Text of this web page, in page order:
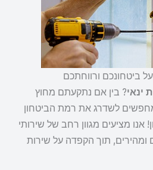
ביטחונכם ורווחתכם
ינאי? בין אם נתקעתם מחוץ
לשדרג את רמת הביטחון
מציעים מגוון רחב של שירותי
ומהירים, תוך הקפדה על שירות